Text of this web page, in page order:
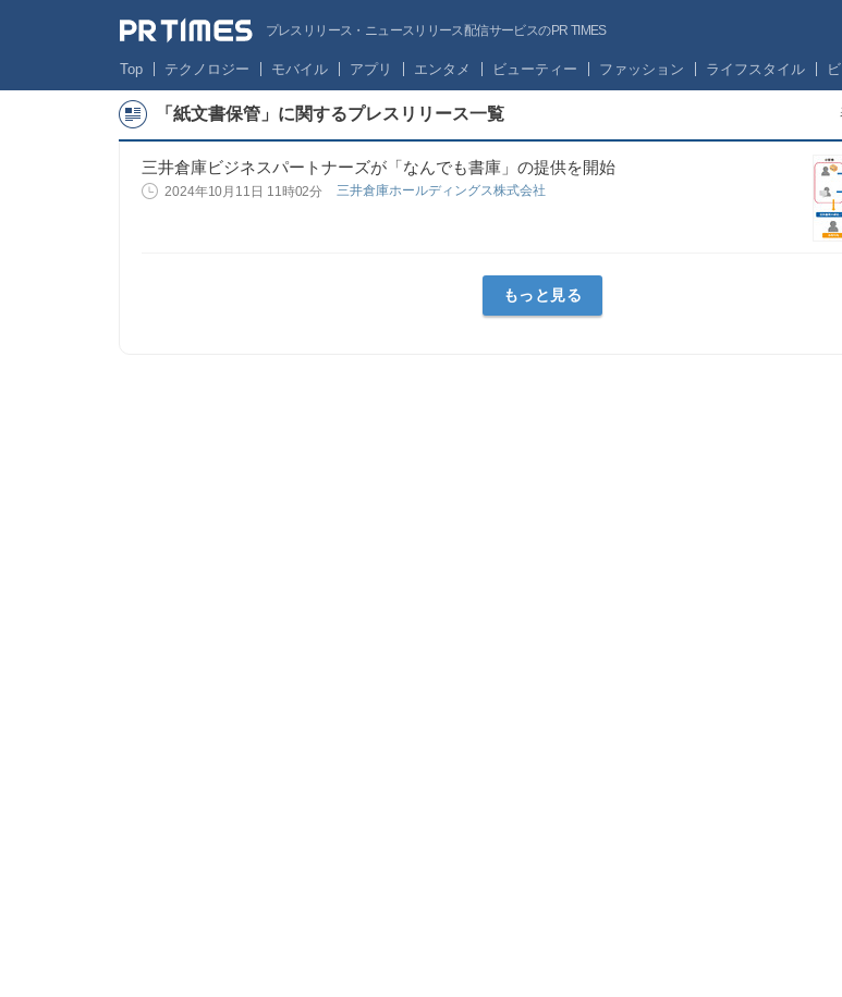
プレスリリース・ニュースリリース配信サービスのPR TIMES
Top テクノロジー モバイル アプリ エンタメ ビューティー ファッション ライフスタイル
「紙文書保管」に関するプレスリリース一覧
三井倉庫ビジネスパートナーズが「なんでも書庫」の提供を開始
2024年10月11日 11時02分 三井倉庫ホールディングス株式会社
もっと見る